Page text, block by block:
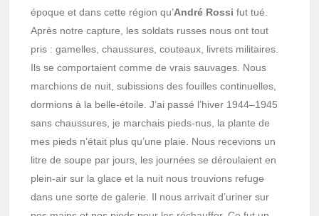
époque et dans cette région qu’André Rossi fut tué.
Après notre capture, les soldats russes nous ont tout
pris : gamelles, chaus­sures, couteaux, livrets mili­taires.
Ils se compor­taient comme de vrais sauvages. Nous
marchions de nuit, subis­sions des fouilles conti­nuelles,
dormions à la belle-étoile. J’ai passé l’hi­ver 1944–1945
sans chaus­sures, je marchais pieds-nus, la plante de
mes pieds n’était plus qu’une plaie. Nous rece­vions un
litre de soupe par jours, les jour­nées se dérou­laient en
plein-air sur la glace et la nuit nous trou­vions refuge
dans une sorte de gale­rie. Il nous arri­vait d’uri­ner sur